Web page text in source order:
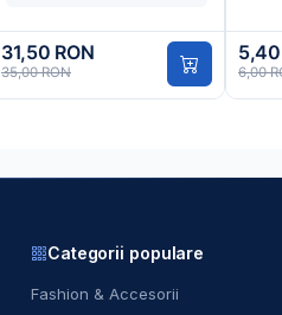
31,50 RON
35,00 RON
5,40
6,00
Categorii populare
Fashion & Accesorii